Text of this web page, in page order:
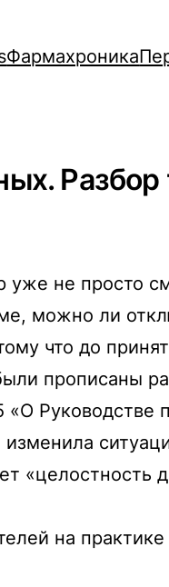
Фармахроника
Разбор
уже не просто
можно ли
что до
прописаны
Руководстве
«целостность
на